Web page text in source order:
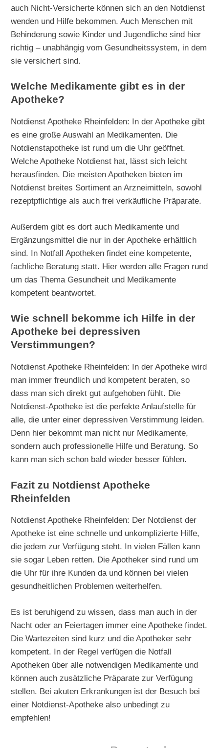
auch Nicht-Versicherte können sich an den Notdienst
wenden und Hilfe bekommen. Auch Menschen mit
Behinderung sowie Kinder und Jugendliche sind hier
richtig – unabhängig vom Gesundheitssystem, in dem
sie versichert sind.
Welche Medikamente gibt es in der
Apotheke?
Notdienst Apotheke Rheinfelden: In der Apotheke gibt
es eine große Auswahl an Medikamenten. Die
Notdienstapotheke ist rund um die Uhr geöffnet.
Welche Apotheke Notdienst hat, lässt sich leicht
herausfinden. Die meisten Apotheken bieten im
Notdienst breites Sortiment an Arzneimitteln, sowohl
rezeptpflichtige als auch frei verkäufliche Präparate.
Außerdem gibt es dort auch Medikamente und
Ergänzungsmittel die nur in der Apotheke erhältlich
sind. In Notfall Apotheken findet eine kompetente,
fachliche Beratung statt. Hier werden alle Fragen rund
um das Thema Gesundheit und Medikamente
kompetent beantwortet.
Wie schnell bekomme ich Hilfe in der
Apotheke bei depressiven
Verstimmungen?
Notdienst Apotheke Rheinfelden: In der Apotheke wird
man immer freundlich und kompetent beraten, so
dass man sich direkt gut aufgehoben fühlt. Die
Notdienst-Apotheke ist die perfekte Anlaufstelle für
alle, die unter einer depressiven Verstimmung leiden.
Denn hier bekommt man nicht nur Medikamente,
sondern auch professionelle Hilfe und Beratung. So
kann man sich schon bald wieder besser fühlen.
Fazit zu Notdienst Apotheke
Rheinfelden
Notdienst Apotheke Rheinfelden: Der Notdienst der
Apotheke ist eine schnelle und unkomplizierte Hilfe,
die jedem zur Verfügung steht. In vielen Fällen kann
sie sogar Leben retten. Die Apotheker sind rund um
die Uhr für ihre Kunden da und können bei vielen
gesundheitlichen Problemen weiterhelfen.
Es ist beruhigend zu wissen, dass man auch in der
Nacht oder an Feiertagen immer eine Apotheke findet.
Die Wartezeiten sind kurz und die Apotheker sehr
kompetent. In der Regel verfügen die Notfall
Apotheken über alle notwendigen Medikamente und
können auch zusätzliche Präparate zur Verfügung
stellen. Bei akuten Erkrankungen ist der Besuch bei
einer Notdienst-Apotheke also unbedingt zu
empfehlen!